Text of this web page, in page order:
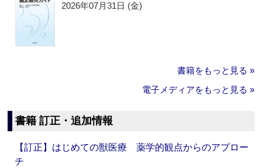
2026年07月31日 (金)
書籍をもっと見る »
電子メディアをもっと見る »
書籍 訂正・追加情報
【訂正】はじめての獣医療 薬学的観点からのアプロー
チ